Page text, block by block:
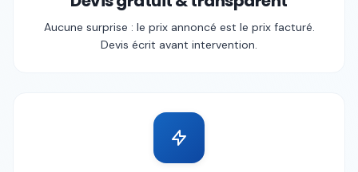
Aucune surprise : le prix annoncé est le prix facturé.
Devis écrit avant intervention.